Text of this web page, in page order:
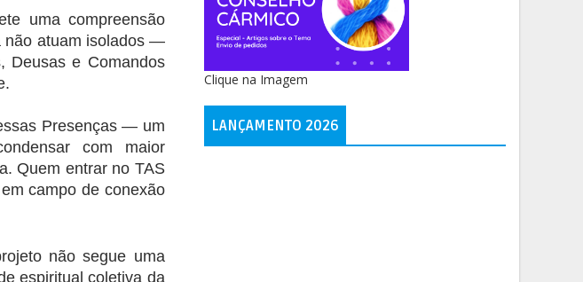
uma compreensão
não atuam isolados —
Deusas e Comandos
Presenças — um
com maior
Quem entrar no TAS
campo de conexão
não segue uma
espiritual coletiva da
Clique na Imagem
LANÇAMENTO 2026